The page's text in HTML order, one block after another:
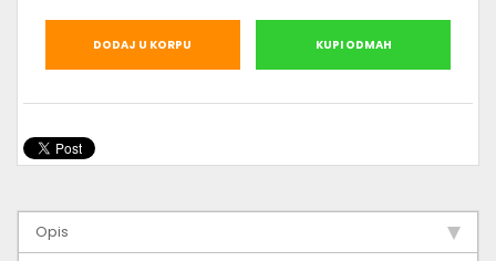
DODAJ U KORPU KUPI ODMAH
Opis